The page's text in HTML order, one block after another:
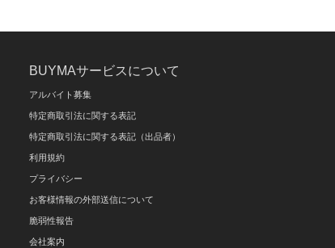
BUYMAサービスについて
アルバイト募集
特定商取引法に関する表記
特定商取引法に関する表記（出品者）
利用規約
プライバシー
お客様情報の外部送信について
脆弱性報告
会社案内